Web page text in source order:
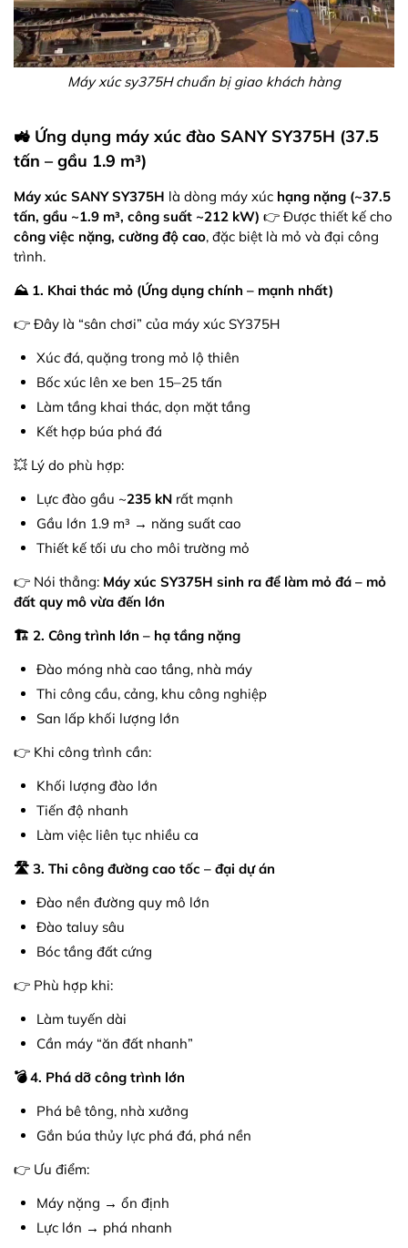
Máy xúc sy375H chuẩn bị giao khách hàng
🚜 Ứng dụng máy xúc đào SANY SY375H (37.5
tấn – gầu 1.9 m³)
Máy xúc SANY SY375H là dòng máy xúc hạng nặng (~37.5
tấn, gầu ~1.9 m³, công suất ~212 kW) 👉 Được thiết kế cho
công việc nặng, cường độ cao, đặc biệt là mỏ và đại công
trình.
⛰️ 1. Khai thác mỏ (Ứng dụng chính – mạnh nhất)
👉 Đây là “sân chơi” của máy xúc SY375H
Xúc đá, quặng trong mỏ lộ thiên
Bốc xúc lên xe ben 15–25 tấn
Làm tầng khai thác, dọn mặt tầng
Kết hợp búa phá đá
💥 Lý do phù hợp:
Lực đào gầu ~235 kN rất mạnh
Gầu lớn 1.9 m³ → năng suất cao
Thiết kế tối ưu cho môi trường mỏ
👉 Nói thẳng: Máy xúc SY375H sinh ra để làm mỏ đá – mỏ
đất quy mô vừa đến lớn
🏗️ 2. Công trình lớn – hạ tầng nặng
Đào móng nhà cao tầng, nhà máy
Thi công cầu, cảng, khu công nghiệp
San lấp khối lượng lớn
👉 Khi công trình cần:
Khối lượng đào lớn
Tiến độ nhanh
Làm việc liên tục nhiều ca
🛣️ 3. Thi công đường cao tốc – đại dự án
Đào nền đường quy mô lớn
Đào taluy sâu
Bóc tầng đất cứng
👉 Phù hợp khi:
Làm tuyến dài
Cần máy “ăn đất nhanh”
💣 4. Phá dỡ công trình lớn
Phá bê tông, nhà xưởng
Gắn búa thủy lực phá đá, phá nền
👉 Ưu điểm:
Máy nặng → ổn định
Lực lớn → phá nhanh